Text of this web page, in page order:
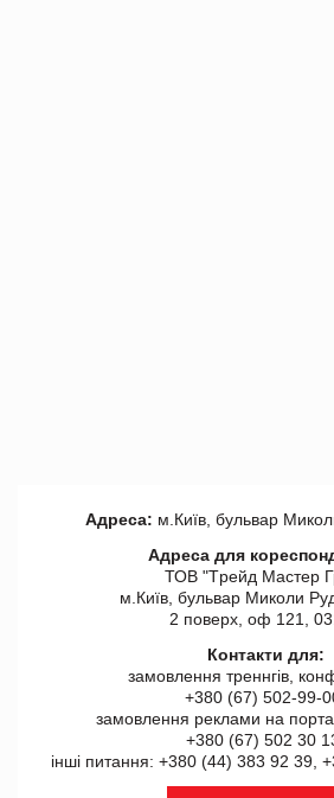
Адреса: м.Київ, бульвар
Адреса для
ТОВ "Tрейд Мастер
м.Київ, бульвар Миколи
2 поверх, оф 121,
Контакти для:
замовлення треннгів,
+380 (67) 502-99-
замовлення реклами на
+380 (67) 502 30
інші питання: +380 (44) 383 92 39,